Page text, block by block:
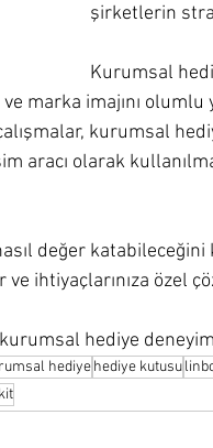
şirketlerin
Kurumsal
marka imajını olumlu
kurumsal
aracı olarak
değer
ihtiyaçlarınıza özel
hediye
hediyehediye kutusu